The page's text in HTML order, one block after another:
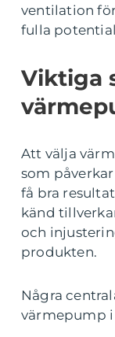
ventilation
fulla
Viktiga
Att välja
som
få bra
känd
och
produkten.
Några
värmepump